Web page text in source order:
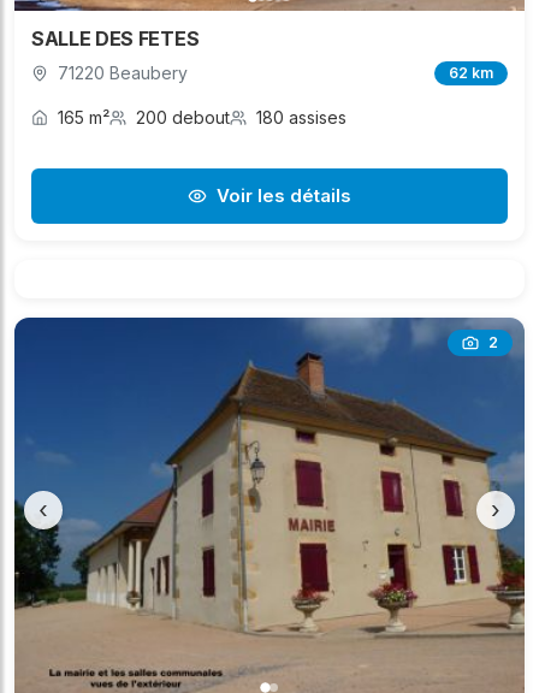
SALLE DES FETES
71220 Beaubery 62 km
165 m² 200 debout 180 assises
Voir les détails
2
‹ ›